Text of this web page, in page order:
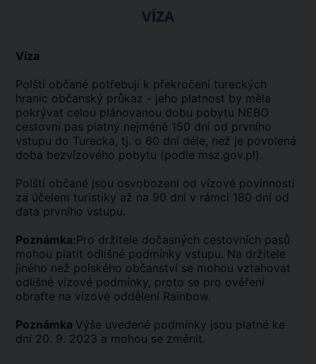
VÍZA
Víza
Polští občané potřebují k překročení tureckých
hranic občanský průkaz - jeho platnost by měla
pokrývat celou plánovanou dobu pobytu NEBO
cestovní pas platný nejméně 150 dní od prvního
vstupu do Turecka, tj. o 60 dní déle, než je povolená
doba bezvízového pobytu (podle msz.gov.pl).
Polští občané jsou osvobozeni od vízové povinnosti
za účelem turistiky až na 90 dní v rámci 180 dní od
data prvního vstupu.
Poznámka: Pro držitele dočasných cestovních pasů
mohou platit odlišné podmínky vstupu. Na držitele
jiného než polského občanství se mohou vztahovat
odlišné vízové podmínky, proto se pro ověření
obraťte na vízové oddělení Rainbow.
Poznámka Výše uvedené podmínky jsou platné ke
dni 20. 9. 2023 a mohou se změnit.